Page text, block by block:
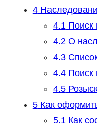
4
4.1Поиск
4.2О
4.3
4.4Поиск
4.5
5Как
5.1Как